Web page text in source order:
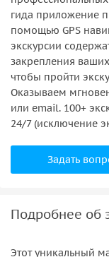
гида приложение
помощью GPS
экскурсии
закрепления
чтобы пройти
Оказываем
или email. 100+
24/7 (исключение
Задать
Подробнее об
Этот уникальный